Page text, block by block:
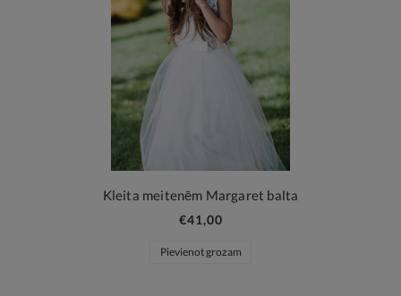
Kleita meitenēm Margaret balta
€41,00
Pievienot grozam